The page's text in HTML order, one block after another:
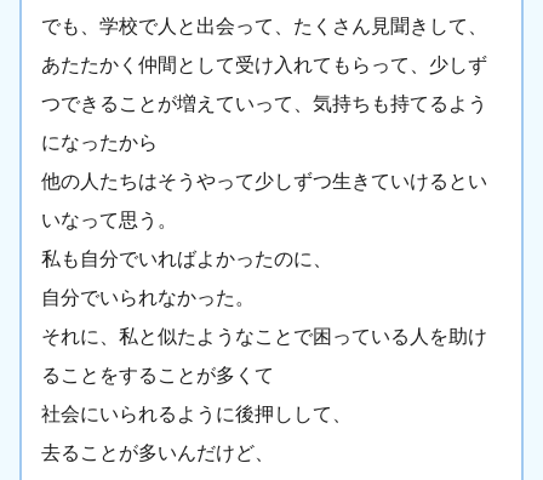
でも、学校で人と出会って、たくさん見聞きして、
あたたかく仲間として受け入れてもらって、少しず
つできることが増えていって、気持ちも持てるよう
になったから
他の人たちはそうやって少しずつ生きていけるとい
いなって思う。
私も自分でいればよかったのに、
自分でいられなかった。
それに、私と似たようなことで困っている人を助け
ることをすることが多くて
社会にいられるように後押しして、
去ることが多いんだけど、